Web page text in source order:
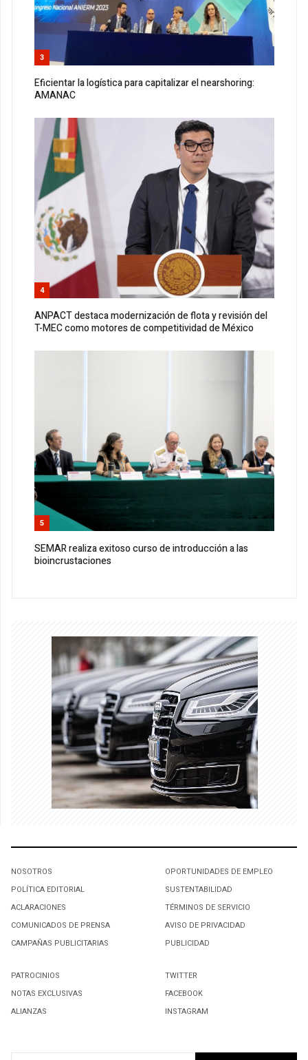
3
Eficientar la logística para capitalizar el nearshoring:
AMANAC
4
ANPACT destaca modernización de flota y revisión del
T-MEC como motores de competitividad de México
5
SEMAR realiza exitoso curso de introducción a las
bioincrustaciones
NOSOTROS
POLÍTICA EDITORIAL
ACLARACIONES
COMUNICADOS DE PRENSA
CAMPAÑAS PUBLICITARIAS
OPORTUNIDADES DE EMPLEO
SUSTENTABILIDAD
TÉRMINOS DE SERVICIO
AVISO DE PRIVACIDAD
PUBLICIDAD
PATROCINIOS
NOTAS EXCLUSIVAS
ALIANZAS
TWITTER
FACEBOOK
INSTAGRAM